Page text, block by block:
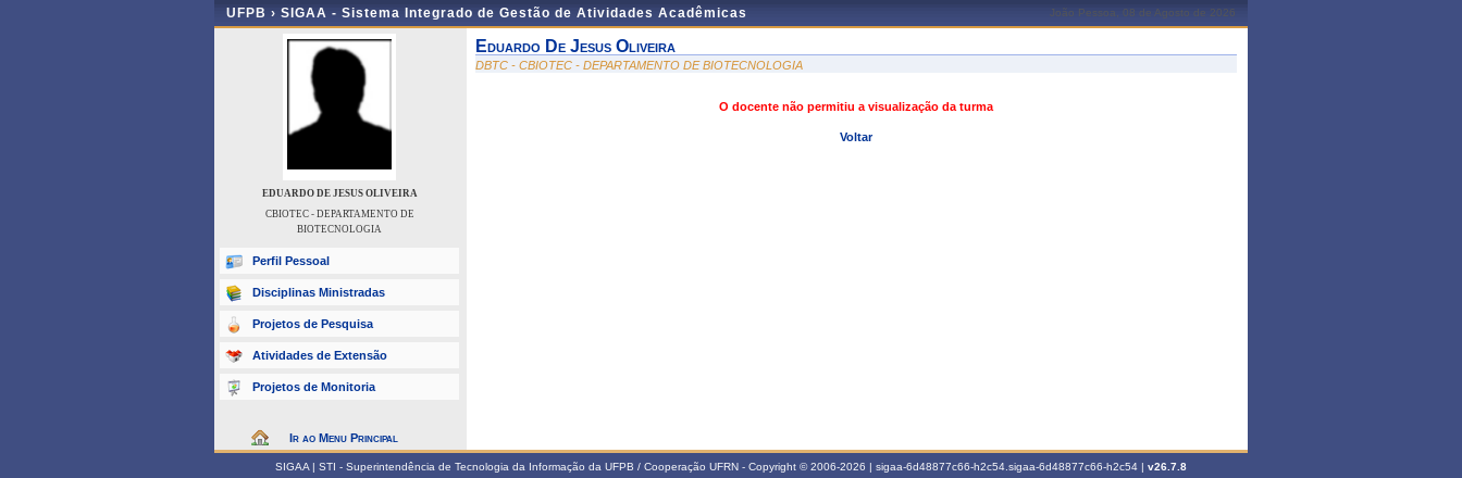
UFPB › SIGAA - Sistema Integrado de Gestão de Atividades Acadêmicas João Pessoa, 08 de Agosto de 2026
EDUARDO DE JESUS OLIVEIRA
CBIOTEC - DEPARTAMENTO DE
BIOTECNOLOGIA
Perfil Pessoal
Disciplinas Ministradas
Projetos de Pesquisa
Atividades de Extensão
Projetos de Monitoria
Ir ao Menu Principal
Eduardo De Jesus Oliveira
DBTC - CBIOTEC - DEPARTAMENTO DE BIOTECNOLOGIA
O docente não permitiu a visualização da turma
Voltar
SIGAA | STI - Superintendência de Tecnologia da Informação da UFPB / Cooperação UFRN - Copyright © 2006-2026 | sigaa-6d48877c66-h2c54.sigaa-6d48877c66-h2c54 | v26.7.8